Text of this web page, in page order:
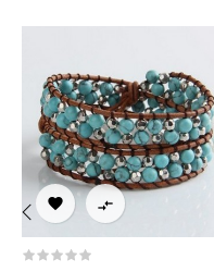
 
‹